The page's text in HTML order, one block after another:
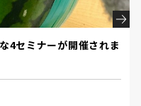
4セミナーが開催されま